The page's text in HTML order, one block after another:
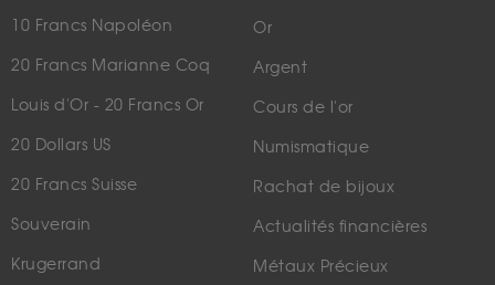
10 Francs Napoléon
20 Francs Marianne Coq
Louis d'Or - 20 Francs Or
20 Dollars US
20 Francs Suisse
Souverain
Krugerrand
Or
Argent
Cours de l'or
Numismatique
Rachat de bijoux
Actualités financières
Métaux Précieux